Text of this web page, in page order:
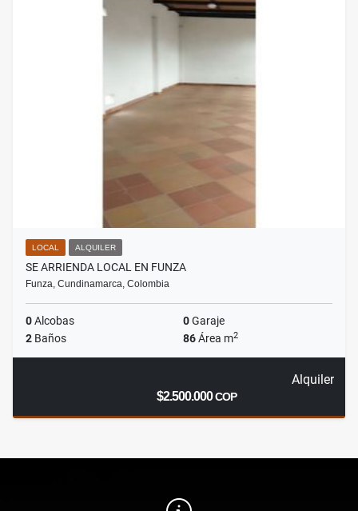
LOCAL ALQUILER
SE ARRIENDA LOCAL EN FUNZA
Funza, Cundinamarca, Colombia
0Alcobas 0Garaje
2 Baños 86Área m2
Alquiler
$2.500.000COP